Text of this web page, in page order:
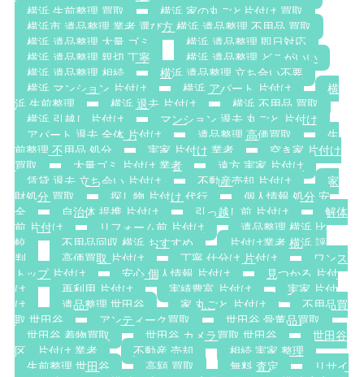
横浜 生前整理 買取
横浜 家の丸ごと片付け 買取
横浜市 遺品整理 業者 選び方 横浜 遺品整理 不用品 買取
横浜 遺品整理 大量 ゴミ
横浜 遺品整理 即日対応
横浜 遺品整理 親切 丁寧
横浜 遺品整理 どこがいい
横浜 遺品整理 相続
横浜 遺品整理 立ち合い不要
横浜 マンション 片付け
横浜 アパート 片付け
横
浜 生前整理
横浜 退去 片付け
横浜 不用品 買取
横浜 引越し 片付け
マンション 退去 丸ごと 片付け
アパート 退去 全体 片付け
遺品整理 高価買取
生
前整理 不用品 処分
実家 片付け 業者
空き家 片付け
買取
大量ゴミ 片付け 業者
遠方 実家 片付け
賃貸 退去 立ち会い 片付け
不動産売却 片付け
家
財処分 買取
探し物 片付け 代行
個人情報 処分 安
全
自治体 提携 片付け 引っ越し前 片付け
解体
前 片付け
リフォーム前 片付け
遺品整理 横浜 比
較
不用品回収 横浜 おすすめ
片付け業者 横浜 評
判
高価買取 片付け 丁寧 仕分け 片付け
ワンス
トップ 片付け
安心 個人情報 片付け
見つかる 片付
け
再利用 片付け 実績豊富 片付け
実家 片付
け
遺品整理 世田谷 家 丸ごと 片付け
不用品買
取 世田谷
アンティーク買取
世田谷 骨董品買取
世田谷 着物買取
世田谷 カメラ買取 世田谷
世田谷
区 片付け 業者
不動産 売却
相続 実家 整理
生前整理 世田谷
高額 買取 無料 査定
リサイ